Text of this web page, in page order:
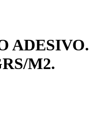
ADESIVO.
M2.